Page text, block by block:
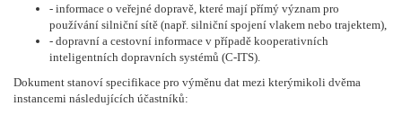
- informace o veřejné dopravě, které mají přímý význam pro
používání silniční sítě (např. silniční spojení vlakem nebo trajektem),
- dopravní a cestovní informace v případě kooperativních
inteligentních dopravních systémů (C-ITS).
Dokument stanoví specifikace pro výměnu dat mezi kterýmikoli dvěma
instancemi následujících účastníků: